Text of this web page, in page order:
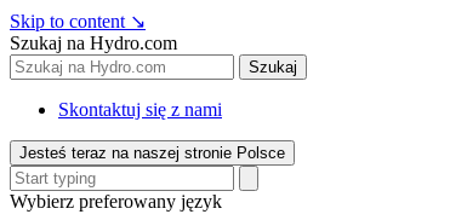
Skip to content ↘
Szukaj na Hydro.com
Szukaj
Skontaktuj się z nami
Jesteś teraz na naszej stronie Polsce
Wybierz preferowany język